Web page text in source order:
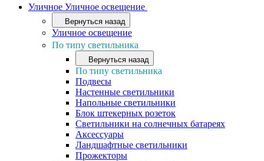
Уличное Уличное освещение
Вернуться назад
Уличное освещение
По типу светильника
Вернуться назад
По типу светильника
Подвесы
Настенные светильники
Напольные светильники
Блок штекерных розеток
Светильники на солнечных батареях
Аксессуары
Ландшафтные светильники
Прожекторы